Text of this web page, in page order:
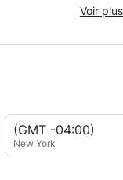
Voir
(GMT -04:00)
New York